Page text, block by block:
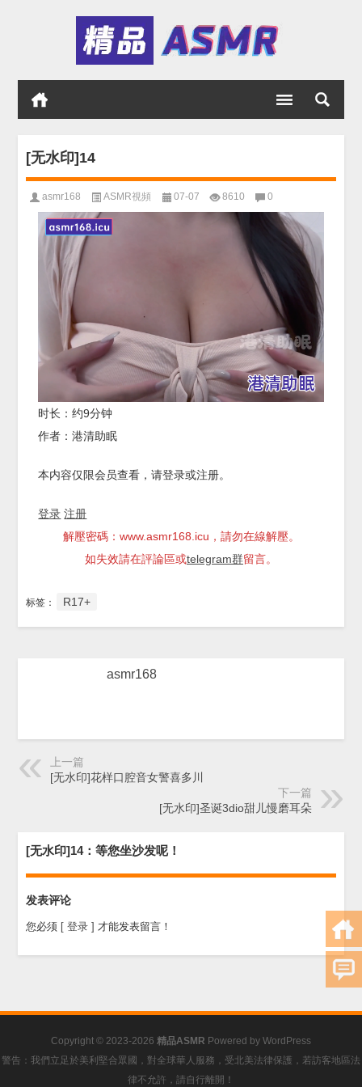
[无水印]14
asmr168 ASMR視頻 07-07 8610 0
时长：约9分钟
作者：港清助眠
本内容仅限会员查看，请登录或注册。
登录 注册
解壓密碼：www.asmr168.icu，請勿在線解壓。
如失效請在評論區或telegram群留言。
标签： R17+
asmr168
上一篇
[无水印]花样口腔音女警喜多川
下一篇
[无水印]圣诞3dio甜儿慢磨耳朵
[无水印]14：等您坐沙发呢！
发表评论
您必须 [ 登录 ] 才能发表留言！
Copyright © 2023-2026 精品ASMR Powered by WordPress
警告：我們立足於美利堅合眾國，對全球華人服務，受北美法律保護，若訪客地區法
律不允許，請自行離開！